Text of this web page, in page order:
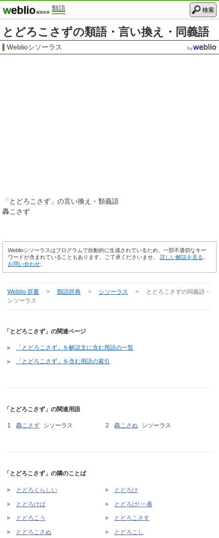
類語 検索
とどろこさずの類語・言い換え・同義語
Weblioシソーラス
「 とどろこさず 」の言い換え・類義語
轟こさず
Weblioシソーラスはプログラムで自動的に生成されているため、一部不適切なキー
ワードが含まれていることもあります。ご了承くださいませ。 詳しい解説を見る
お問い合わせ
Weblio 辞書 > 類語辞典 > シソーラス > とどろこさずの同義語・
シソーラス
「とどろこさず」の関連ページ
「とどろこさず」を解説文に含む用語の一覧
「とどろこさず」を含む用語の索引
「とどろこさず」の関連用語
轟こさず シソーラス 轟こさぬ シソーラス
「とどろこさず」の隣のことば
とどろくらしい とどろけ
とどろけば とどろけ! 一番
とどろこう とどろこさす
とどろこさぬ とどろこし